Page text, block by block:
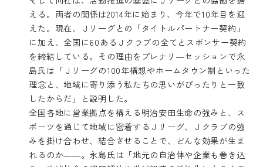
える。両者の関係は2014年に始まり、今年で10年目を迎
えた。現在、Ｊリーグとの「タイトルパートナー契約」
に加え、全国に60あるＪクラブの全てとスポンサー契約
を締結している。その理由をプレナリ―セッションで永
島氏は「Ｊリーグの100年構想やホームタウン制といった
理念と、地域に寄り添う私たちの思いがぴったりと一致
したからだ」と説明した。
全国各地に営業拠点を構える明治安田生命の強みと、ス
ポーツを通じて地域に密着するＪリーグ、Ｊクラブの強
みを掛け合わせ、結合させることで、どんな効果が生ま
れるのか――。永島氏は「地元の自治体や企業も巻き込